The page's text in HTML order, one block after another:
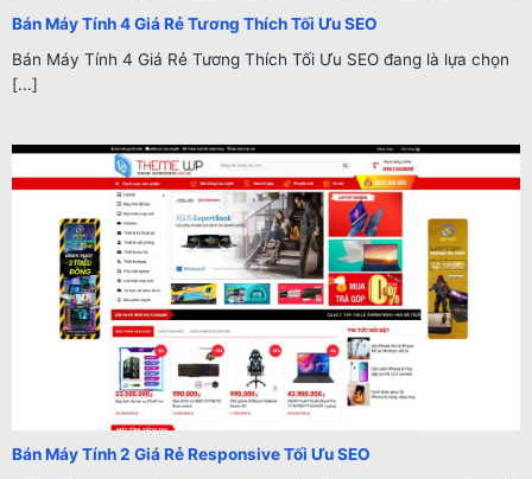
Bán Máy Tính 4 Giá Rẻ Tương Thích Tối Ưu SEO
Bán Máy Tính 4 Giá Rẻ Tương Thích Tối Ưu SEO đang là lựa chọn
[...]
Bán Máy Tính 2 Giá Rẻ Responsive Tối Ưu SEO